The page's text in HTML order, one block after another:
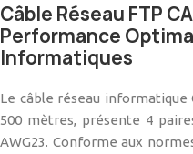
Câble Réseau FTP
Performance
Informatiques
Le câble réseau
500 mètres, présente 4
AWG23. Conforme aux